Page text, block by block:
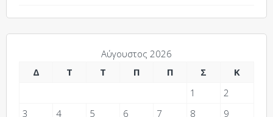
Αύγουστος 2026
Δ
Τ Τ Π Π Σ
Κ
1
2
3
4 5 6 7 8
9